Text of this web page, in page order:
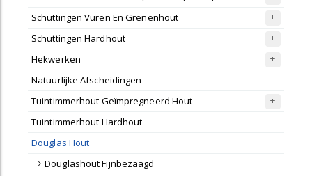
Schuttingen Vuren En Grenenhout
Schuttingen Hardhout
Hekwerken
Natuurlijke Afscheidingen
Tuintimmerhout Geïmpregneerd Hout
Tuintimmerhout Hardhout
Douglas Hout
Douglashout Fijnbezaagd